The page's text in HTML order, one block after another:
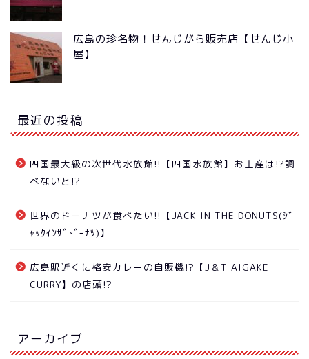
広島の珍名物！せんじがら販売店【せんじ小
屋】
最近の投稿
四国最大級の次世代水族館!!【四国水族館】お土産は!?調
べないと!?
世界のドーナツが食べたい!!【JACK IN THE DONUTS(ｼﾞ
ｬｯｸｲﾝｻﾞﾄﾞｰﾅﾂ)】
広島駅近くに格安カレーの自販機!?【J＆T AIGAKE
CURRY】の店頭!?
アーカイブ